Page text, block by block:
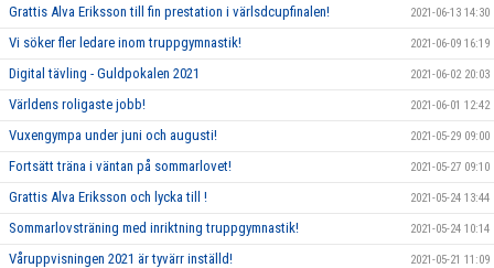
Grattis Alva Eriksson till fin prestation i värlsdcupfinalen! 2021-06-13 14:30
Vi söker fler ledare inom truppgymnastik! 2021-06-09 16:19
Digital tävling - Guldpokalen 2021 2021-06-02 20:03
Världens roligaste jobb! 2021-06-01 12:42
Vuxengympa under juni och augusti! 2021-05-29 09:00
Fortsätt träna i väntan på sommarlovet! 2021-05-27 09:10
Grattis Alva Eriksson och lycka till ! 2021-05-24 13:44
Sommarlovsträning med inriktning truppgymnastik! 2021-05-24 10:14
Våruppvisningen 2021 är tyvärr inställd! 2021-05-21 11:09